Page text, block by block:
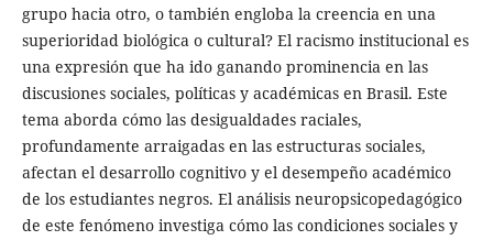
grupo hacia otro, o también engloba la creencia en una
superioridad biológica o cultural? El racismo institucional es
una expresión que ha ido ganando prominencia en las
discusiones sociales, políticas y académicas en Brasil. Este
tema aborda cómo las desigualdades raciales,
profundamente arraigadas en las estructuras sociales,
afectan el desarrollo cognitivo y el desempeño académico
de los estudiantes negros. El análisis neuropsicopedagógico
de este fenómeno investiga cómo las condiciones sociales y